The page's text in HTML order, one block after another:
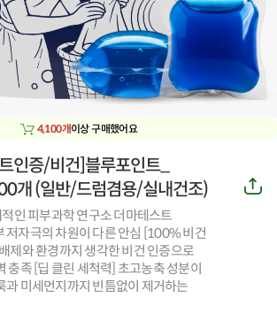
4,100개이상 구매했어요
인증/비건]블루포인트_
개 (일반/드럼겸용/실내건조)
인 피부과학 연구소 더마테스트
저자극의 차원이 다른 안심 [100% 비건
제와 환경까지 생각한 비건 인증으로
충족 [딥 클린 세척력] 초고농축 성분이
과 미세먼지까지 빈틈없이 제거하는
공
유